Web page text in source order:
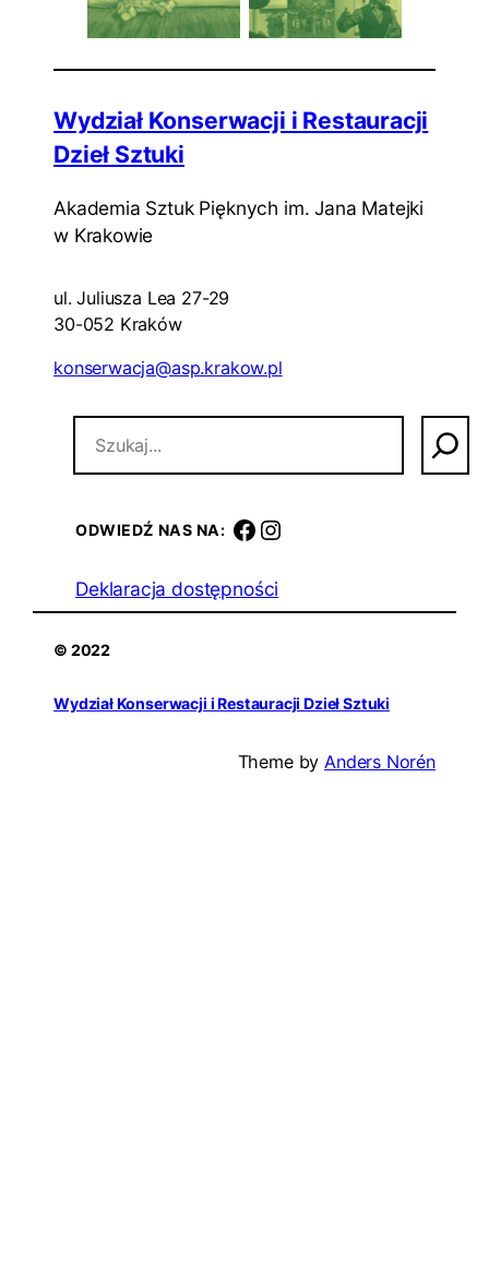
Wydział Konserwacji i Restauracji
Dzieł Sztuki
Akademia Sztuk Pięknych im. Jana Matejki
w Krakowie
ul. Juliusza Lea 27-29
30-052 Kraków
konserwacja@asp.krakow.pl
ODWIEDŹ NAS NA: facebook instagram
Deklaracja dostępności
© 2022
Wydział Konserwacji i Restauracji Dzieł Sztuki
Theme by Anders Norén